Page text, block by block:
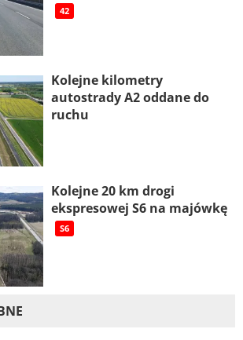
42
Kolejne kilometry
autostrady A2 oddane do
ruchu
Kolejne 20 km drogi
ekspresowej S6 na majówkę
S6